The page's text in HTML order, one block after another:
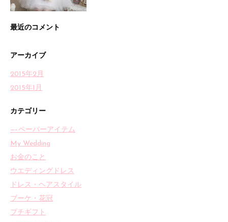
最近のコメント
アーカイブ
2015年2月
2015年1月
カテゴリー
—–ペーパーアイテム
My Wedding
お金のこと
ウエディングドレス
ドレス・ヘアスタイル
ブーケ・花冠
プチギフト